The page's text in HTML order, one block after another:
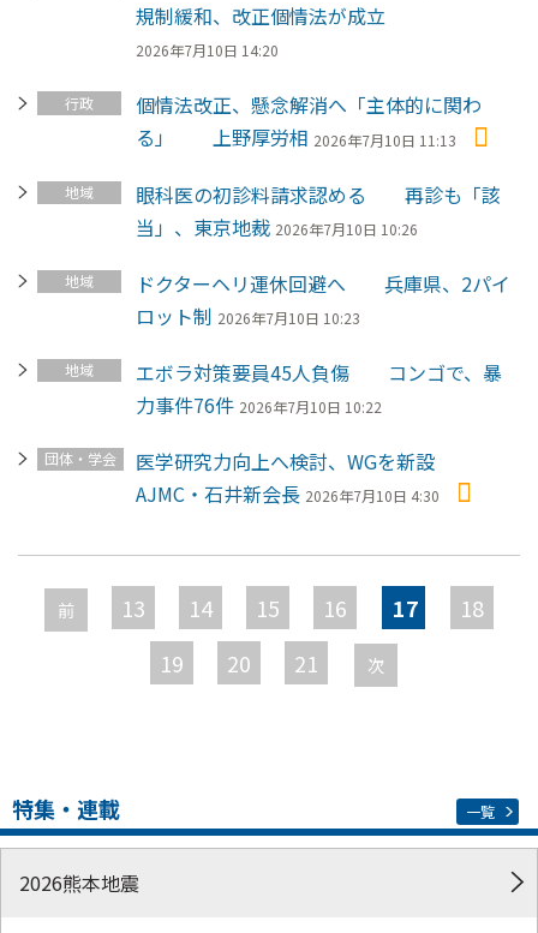
規制緩和、改正個情法が成立
2026年7月10日 14:20
行政
個情法改正、懸念解消へ「主体的に関わ
る」 上野厚労相 2026年7月10日 11:13
地域
眼科医の初診料請求認める 再診も「該
当」、東京地裁 2026年7月10日 10:26
地域
ドクターヘリ運休回避へ 兵庫県、2パイ
ロット制 2026年7月10日 10:23
地域
エボラ対策要員45人負傷 コンゴで、暴
力事件76件 2026年7月10日 10:22
団体・学会
医学研究力向上へ検討、WGを新設
AJMC・石井新会長 2026年7月10日 4:30
ペ
ー
ジ
前 13 14 15 16 17
18
19
20 21 次
特集・連載 一覧
2026熊本地震